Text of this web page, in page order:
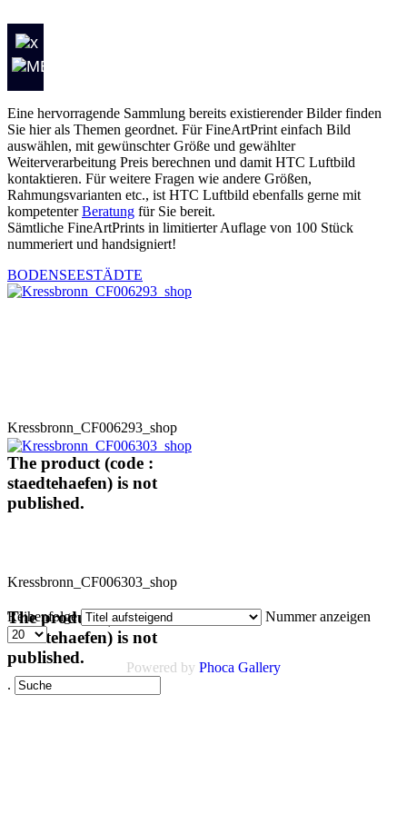
Eine hervorragende Sammlung bereits existierender Bilder finden
Sie hier als Themen geordnet. Für FineArtPrint einfach Bild
auswählen, mit gewünschter Größe und gewählter
Weiterverarbeitung Preis berechnen und damit HTC Luftbild
kontaktieren. Für weitere Fragen wie andere Größen,
Rahmungsvarianten etc., ist HTC Luftbild ebenfalls gerne mit
kompetenterBeratung für Sie bereit.
Sämtliche FineArtPrints in limitierter Auflage von 100 Stück
nummeriert und handsigniert!
BODENSEESTÄDTE
Kressbronn_CF006293_shop
The product (code :
staedtehaefen) is not
published.
Kressbronn_CF006303_shop
The product (code :
staedtehaefen) is not
published.
Reihenfolge Nummer anzeigen
Powered by Phoca Gallery
.